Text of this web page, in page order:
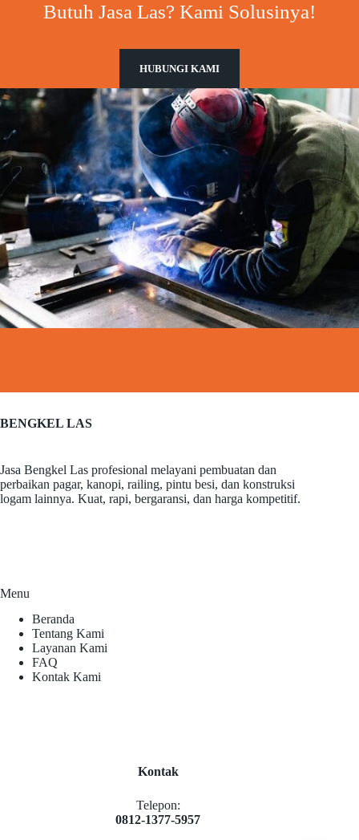
Butuh Jasa Las? Kami Solusinya!
HUBUNGI KAMI
BENGKEL LAS
Jasa Bengkel Las profesional melayani pembuatan dan
perbaikan pagar, kanopi, railing, pintu besi, dan konstruksi
logam lainnya. Kuat, rapi, bergaransi, dan harga kompetitif.
Menu
Beranda
Tentang Kami
Layanan Kami
FAQ
Kontak Kami
Kontak
Telepon:
0812-1377-5957